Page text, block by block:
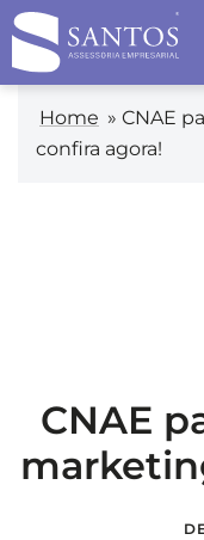
Home » CNAE
confira agora!
CNAE